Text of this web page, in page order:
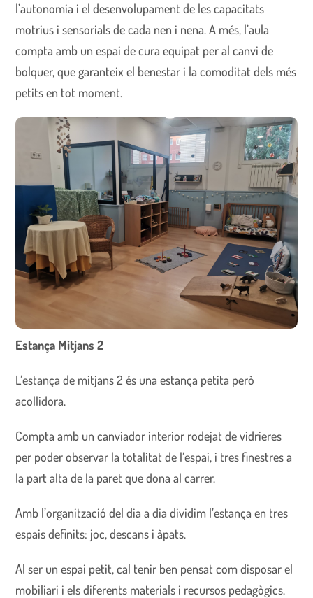
l’autonomia i el desenvolupament de les capacitats
motrius i sensorials de cada nen i nena. A més, l’aula
compta amb un espai de cura equipat per al canvi de
bolquer, que garanteix el benestar i la comoditat dels més
petits en tot moment.
Estança Mitjans 2
L’estança de mitjans 2 és una estança petita però
acollidora.
Compta amb un canviador interior rodejat de vidrieres
per poder observar la totalitat de l’espai, i tres finestres a
la part alta de la paret que dona al carrer.
Amb l’organització del dia a dia dividim l’estança en tres
espais definits: joc, descans i àpats.
Al ser un espai petit, cal tenir ben pensat com disposar el
mobiliari i els diferents materials i recursos pedagògics.